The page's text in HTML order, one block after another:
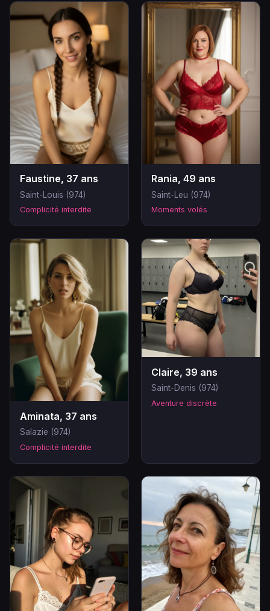
Faustine, 37 ans
Saint-Louis (974)
Complicité interdite
Rania, 49 ans
Saint-Leu (974)
Moments volés
Aminata, 37 ans
Salazie (974)
Complicité interdite
Claire, 39 ans
Saint-Denis (974)
Aventure discrète